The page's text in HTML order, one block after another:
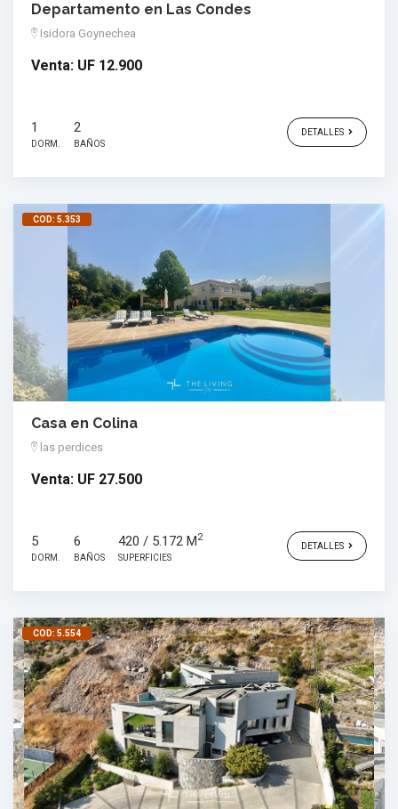
Departamento en Las Condes
Isidora Goynechea
Venta: UF 12.900
1
DORM.
2
BAÑOS
DETALLES
COD: 5.353
Casa en Colina
las perdices
Venta: UF 27.500
5
DORM.
6
BAÑOS
420 / 5.172 M2
SUPERFICIES
DETALLES
COD: 5.554